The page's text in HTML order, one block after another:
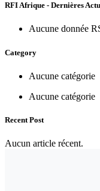
RFI Afrique - Dernières
Aucune donnée
Category
Aucune catégorie
Aucune catégorie
Recent Post
Aucun article récent.